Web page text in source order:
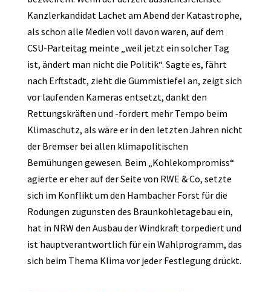
Kanzlerkandidat Lachet am Abend der Katastrophe,
als schon alle Medien voll davon waren, auf dem
CSU-Parteitag meinte „weil jetzt ein solcher Tag
ist, ändert man nicht die Politik“. Sagte es, fährt
nach Erftstadt, zieht die Gummistiefel an, zeigt sich
vor laufenden Kameras entsetzt, dankt den
Rettungskräften und -fordert mehr Tempo beim
Klimaschutz, als wäre er in den letzten Jahren nicht
der Bremser bei allen klimapolitischen
Bemühungen gewesen. Beim „Kohlekompromiss“
agierte er eher auf der Seite von RWE & Co, setzte
sich im Konflikt um den Hambacher Forst für die
Rodungen zugunsten des Braunkohletagebau ein,
hat in NRW den Ausbau der Windkraft torpediert und
ist hauptverantwortlich für ein Wahlprogramm, das
sich beim Thema Klima vor jeder Festlegung drückt.